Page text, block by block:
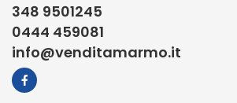
348 9501245
0444 459081
info@venditamarmo.it